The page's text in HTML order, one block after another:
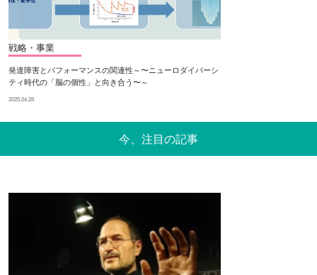
戦略・事業
発達障害とパフォーマンスの関連性～〜ニューロダイバーシ
ティ時代の「脳の個性」と向き合う〜～
2025.04.28
今、注目の記事